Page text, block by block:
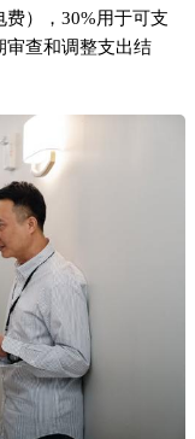
），30%用于可支
审查和调整支出结